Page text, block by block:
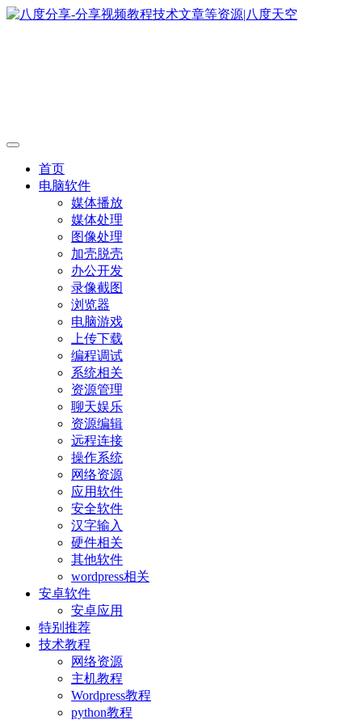
首页
电脑软件
媒体播放
媒体处理
图像处理
加壳脱壳
办公开发
录像截图
浏览器
电脑游戏
上传下载
编程调试
系统相关
资源管理
聊天娱乐
资源编辑
远程连接
操作系统
网络资源
应用软件
安全软件
汉字输入
硬件相关
其他软件
wordpress相关
安卓软件
安卓应用
特别推荐
技术教程
网络资源
主机教程
Wordpress教程
python教程